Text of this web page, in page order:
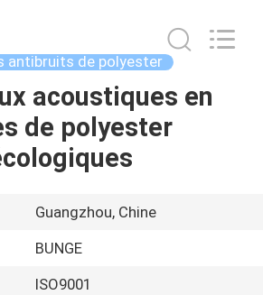
antibruits de polyester
acoustiques en
de polyester
Guangzhou, Chine
BUNGE
ISO9001